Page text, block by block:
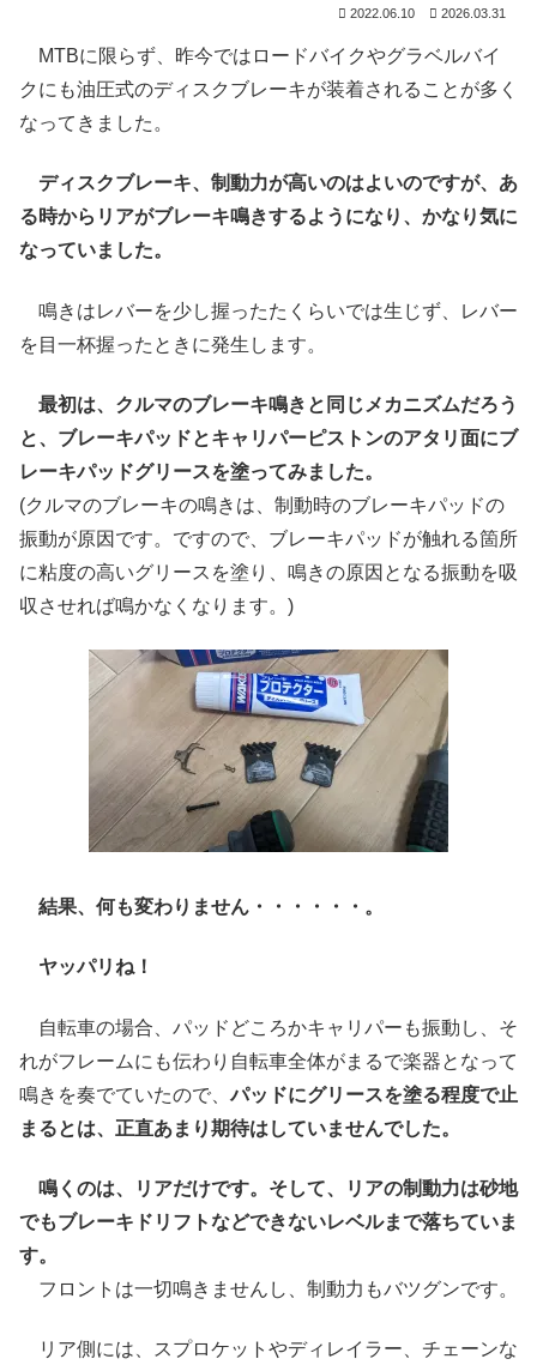
2022.06.10 2026.03.31
MTBに限らず、昨今ではロードバイクやグラベルバイ
クにも油圧式のディスクブレーキが装着されることが多く
なってきました。
ディスクブレーキ、制動力が高いのはよいのですが、あ
る時からリアがブレーキ鳴きするようになり、かなり気に
なっていました。
鳴きはレバーを少し握ったたくらいでは生じず、レバー
を目一杯握ったときに発生します。
最初は、クルマのブレーキ鳴きと同じメカニズムだろう
と、ブレーキパッドとキャリパーピストンのアタリ面にブ
レーキパッドグリースを塗ってみました。
(クルマのブレーキの鳴きは、制動時のブレーキパッドの
振動が原因です。ですので、ブレーキパッドが触れる箇所
に粘度の高いグリースを塗り、鳴きの原因となる振動を吸
収させれば鳴かなくなります。)
結果、何も変わりません・・・・・・。
ヤッパリね！
自転車の場合、パッドどころかキャリパーも振動し、そ
れがフレームにも伝わり自転車全体がまるで楽器となって
鳴きを奏でていたので、パッドにグリースを塗る程度で止
まるとは、正直あまり期待はしていませんでした。
鳴くのは、リアだけです。そして、リアの制動力は砂地
でもブレーキドリフトなどできないレベルまで落ちていま
す。
フロントは一切鳴きませんし、制動力もバツグンです。
リア側には、スプロケットやディレイラー、チェーンな